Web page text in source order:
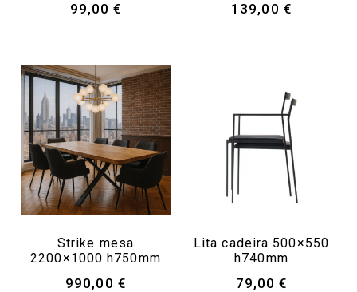
99,00€ 139,00 €
Strike mesa
2200×1000 h750mm
990,00 €
Lita cadeira 500×550
h740mm
79,00€